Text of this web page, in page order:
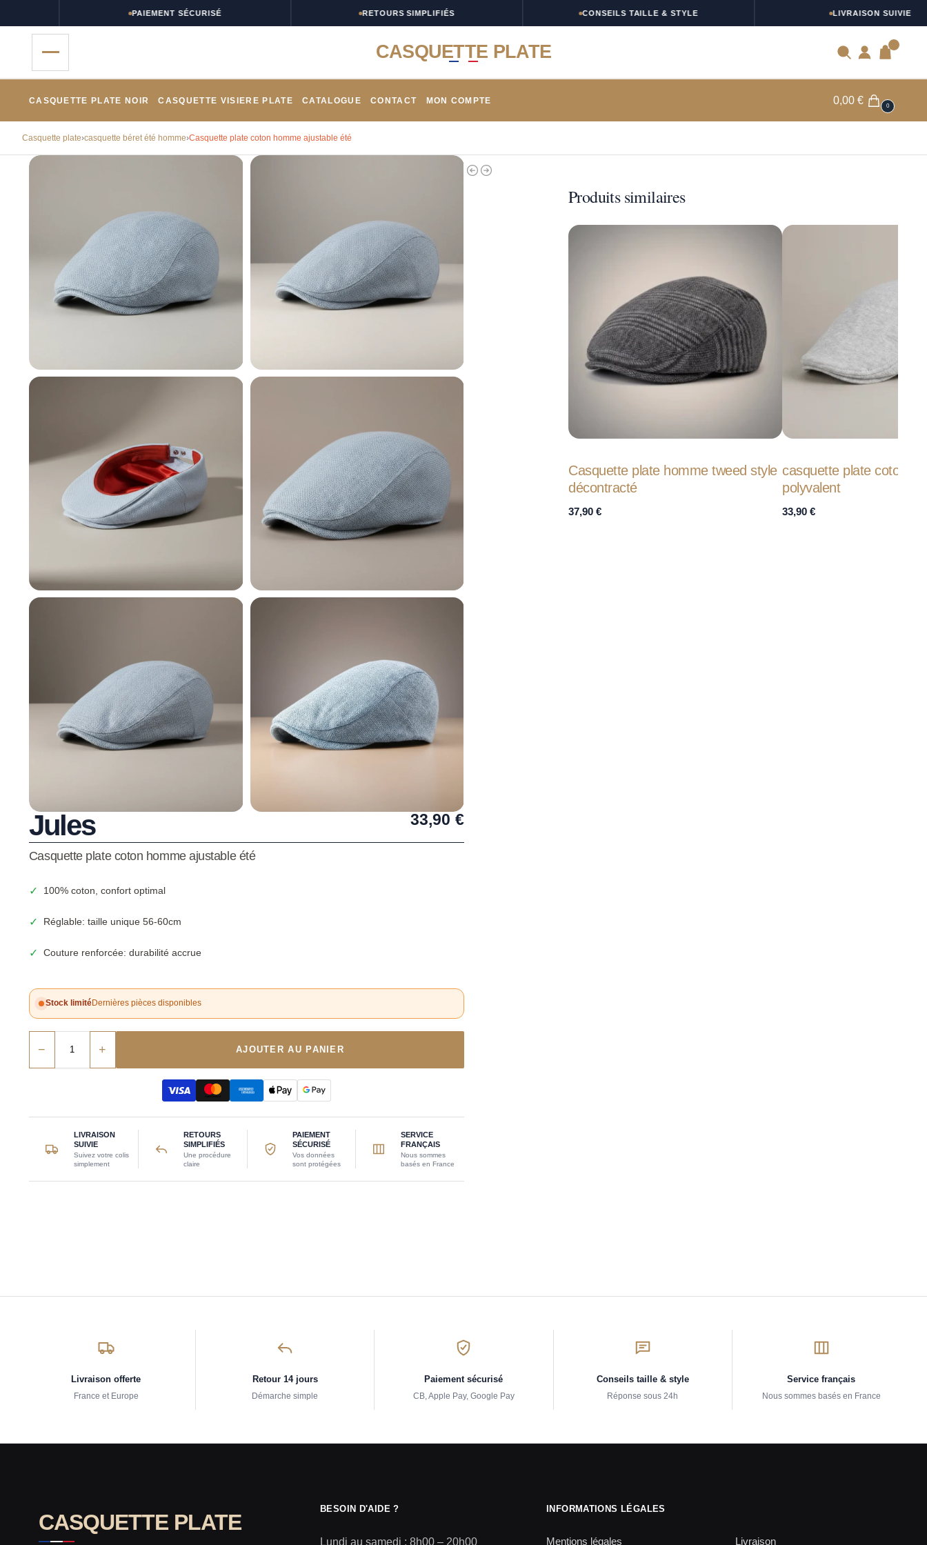
PAIEMENT SÉCURISÉ RETOURS SIMPLIFIÉS CONSEILS TAILLE & STYLE LIVRAISON SUIVIE
CASQUETTE PLATE
CASQUETTE PLATE NOIR CASQUETTE VISIERE PLATE CATALOGUE CONTACT MON COMPTE 0,00€ 0
Casquette plate›casquette béret été homme›Casquette plate coton homme ajustable été
Jules 33,90 €
Casquette plate coton homme ajustable été
✓ 100% coton, confort optimal
✓ Réglable: taille unique 56-60cm
✓ Couture renforcée: durabilité accrue
Stock limitéDernières pièces disponibles
− + AJOUTER AU PANIER
LIVRAISON
SUIVIE
Suivez votre colis
simplement
RETOURS
SIMPLIFIÉS
Une procédure
claire
PAIEMENT
SÉCURISÉ
Vos données
sont protégées
SERVICE
FRANÇAIS
Nous sommes
basés en France
Produits similaires
Casquette plate homme tweed style
décontracté
37,90€
casquette plate coton
polyvalent
33,90€
Livraison offerte
France et Europe
Retour 14 jours
Démarche simple
Paiement sécurisé
CB, Apple Pay, Google Pay
Conseils taille & style
Réponse sous 24h
Service français
Nous sommes basés en France
CASQUETTE PLATE
BESOIN D'AIDE ?
Lundi au samedi : 8h00 – 20h00
INFORMATIONS LÉGALES
Mentions légales Livraison